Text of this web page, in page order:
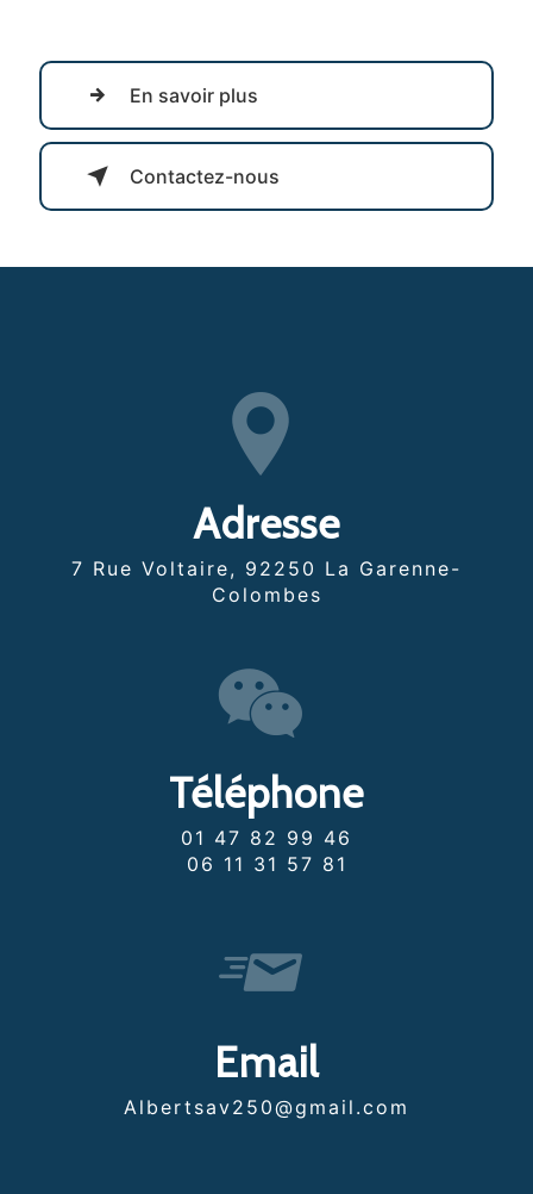
En savoir plus
Contactez-nous
Adresse
7 Rue Voltaire, 92250 La Garenne-
Colombes
Téléphone
01 47 82 99 46
06 11 31 57 81
Email
albertsav250@gmail.com